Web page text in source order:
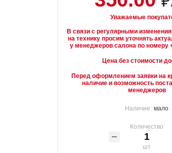
Уважаемые
В связи с регулярными
на технику просим уточнять
Цена без стоимости
Перед оформлением заявки на
наличие и возможность
менеджеров
Наличие: мало
Количество
шт